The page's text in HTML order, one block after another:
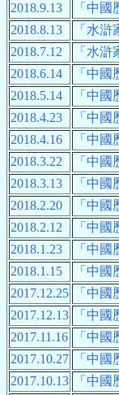
2018.9.13
「中國
2018.8.13
「水滸
2018.7.12
「水滸
2018.6.14
「中國
2018.5.14
「中國
2018.4.23
「中國
2018.4.16
「中國
2018.3.22
「中國
2018.3.13
「中國
2018.2.20
「中國
2018.2.12
「中國
2018.1.23
「中國
2018.1.15
「中國
2017.12.25 「中國
2017.12.13 「中國
2017.11.16 「中國
2017.10.27 「中國
2017.10.13 「中國